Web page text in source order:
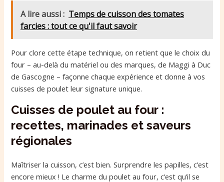
A lire aussi : Temps de cuisson des tomates
farcies : tout ce qu'il faut savoir
Pour clore cette étape technique, on retient que le choix du
four – au-delà du matériel ou des marques, de Maggi à Duc
de Gascogne – façonne chaque expérience et donne à vos
cuisses de poulet leur signature unique.
Cuisses de poulet au four :
recettes, marinades et saveurs
régionales
Maîtriser la cuisson, c’est bien. Surprendre les papilles, c’est
encore mieux ! Le charme du poulet au four, c’est qu’il se